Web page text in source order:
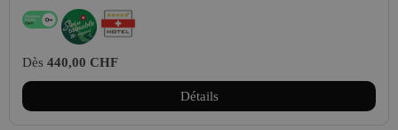
Dès 440,00 CHF
Détails